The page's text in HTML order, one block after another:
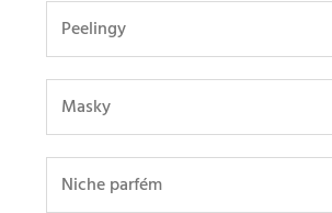
Peelingy
Masky
Niche parfém